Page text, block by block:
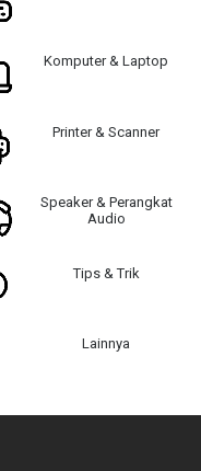
Komputer & Laptop
Printer & Scanner
Speaker & Perangkat
Audio
Tips & Trik
Lainnya